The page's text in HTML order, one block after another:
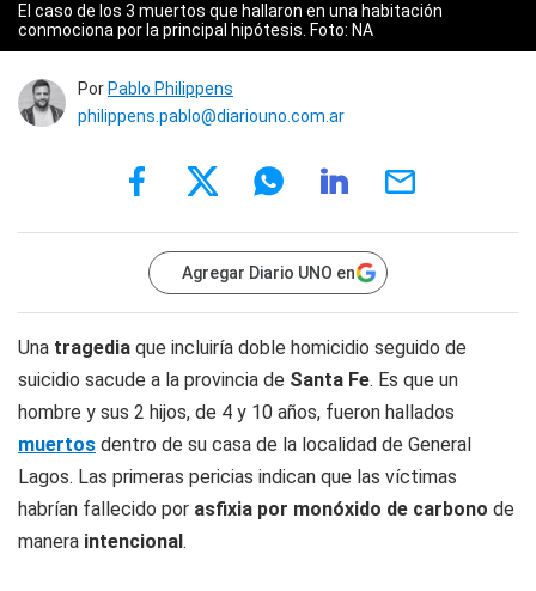
El caso de los 3 muertos que hallaron en una habitación
conmociona por la principal hipótesis. Foto: NA
Por Pablo Philippens
philippens.pablo@diariouno.com.ar
Agregar Diario UNO en
Una tragedia que incluiría doble homicidio seguido de
suicidio sacude a la provincia de Santa Fe. Es que un
hombre y sus 2 hijos, de 4 y 10 años, fueron hallados
muertos dentro de su casa de la localidad de General
Lagos. Las primeras pericias indican que las víctimas
habrían fallecido por asfixia por monóxido de carbono de
manera intencional.